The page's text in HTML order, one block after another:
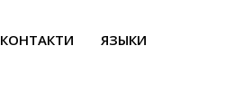
КОНТАКТИ ЯЗЫКИ